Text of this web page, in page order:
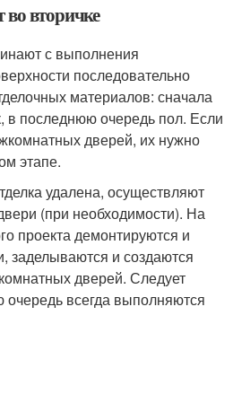
во вторичке
с выполнения
последовательно
материалов: сначала
в последнюю очередь пол. Если
дверей, их нужно
этапе.
удалена, осуществляют
(при необходимости). На
проекта демонтируются и
заделываются и создаются
дверей. Следует
очередь всегда выполняются